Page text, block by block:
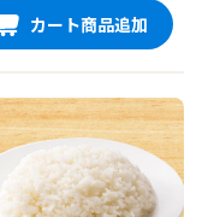
カート商品追加